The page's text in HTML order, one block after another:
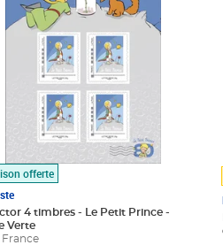
offerte
4 timbres - Le Petit Prince -
Verte
France